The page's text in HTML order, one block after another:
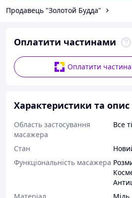
Продавець "Золотой Будда"
Оплатити частинами
Оплатити
Характеристики та опис
Область застосування
масажера
Все
Стан
Функціональність масажера